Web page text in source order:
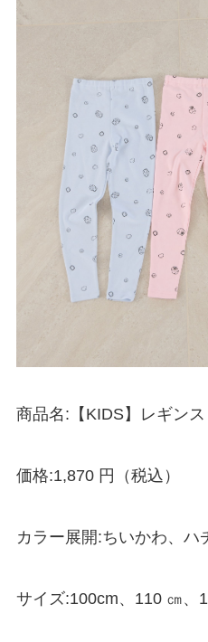
商品名:【KIDS】レギンス
価格:1,870 円（税込）
カラー展開:ちいかわ、ハ
サイズ:100cm、110 ㎝、